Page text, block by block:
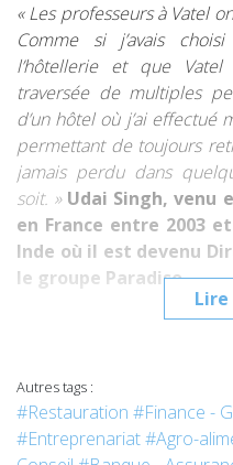
« Les professeurs à Vatel
Comme si j’avais
l’hôtellerie et que Vatel
traversée de multiples
d’un hôtel où j’ai effectué
permettant de toujours
jamais perdu dans
soit. » Udai Singh,venu
en France entre 2003
Inde où il est devenu
le groupe Paradiso.
commel'Oberoi
Office, aux Ventes et
« l’Art de recevoir » à
Autres tags :
#Restauration #Finance -
#Entreprenariat#Agro-